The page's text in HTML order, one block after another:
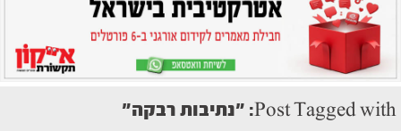
Post Tagged with: "נתיבות רבקה"